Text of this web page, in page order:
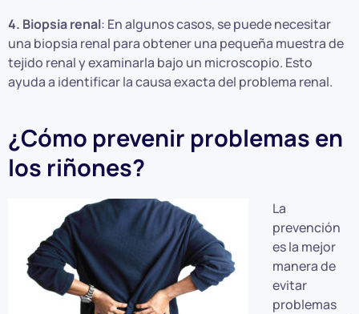
4. Biopsia renal: En algunos casos, se puede necesitar
una biopsia renal para obtener una pequeña muestra de
tejido renal y examinarla bajo un microscopio. Esto
ayuda a identificar la causa exacta del problema renal.
¿Cómo prevenir problemas en
los riñones?
La
prevención
es la mejor
manera de
evitar
problemas